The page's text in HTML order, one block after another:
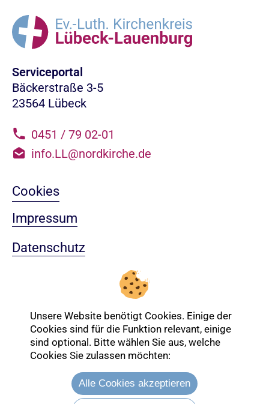
Serviceportal
Bäckerstraße 3-5
23564 Lübeck
0451 / 79 02-01
info.LL@nordkirche.de
Cookies
Impressum
Datenschutz
Nach oben
Login-Bereich
Unsere Website benötigt Cookies. Einige der
Cookies sind für die Funktion relevant, einige
sind optional. Bitte wählen Sie aus, welche
Cookies Sie zulassen möchten:
Alle Cookies akzeptieren